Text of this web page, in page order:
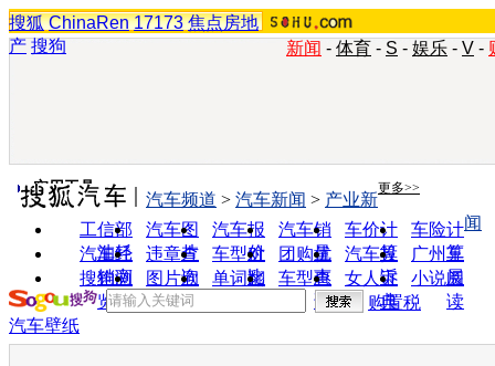
搜狐 ChinaRen 17173 焦点房地
产 搜狗 新闻 - 体育 - S - 娱乐 - V -
实用工具 更多>>
工信部
油耗
汽车图
片
汽车报
价
汽车销
量
车价计
算
车险计
算
汽车经
销商
违章查
询
车型对
比
团购优
惠
汽车投
诉
广州车
展
搜狗浏
览器
图片欣
赏
单词翻
车型查
询
女人宝
典
小说阅
读
汽车频道 > 汽车新闻 > 产业新
闻
购置税
汽车壁纸